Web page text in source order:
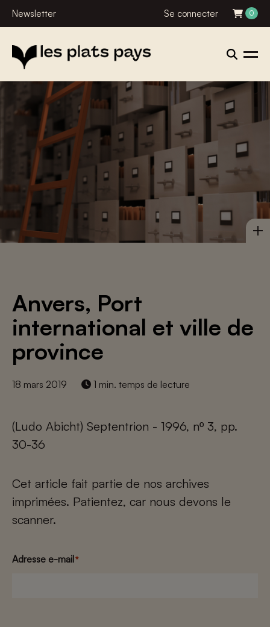
Newsletter Se connecter 0
Anvers, Port
international et ville de
province
18 mars 2019 1 min. temps de lecture
(Ludo Abicht) Septentrion - 1996, nº 3, pp.
30-36
Cet article fait partie de nos archives
imprimées. Patientez, car nous devons le
scanner.
Adresse e-mail*